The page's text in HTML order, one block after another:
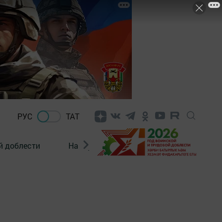
РУС ТАТ
доблести Нацпроекты Поколение будущего